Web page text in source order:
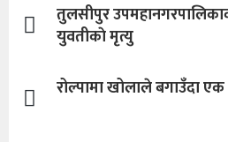
तुलसीपुर
युवतीकाे मृत्यु
रोल्पामा खोलाले बगाउँदा